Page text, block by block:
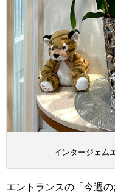
インタージェム
エントランスの「今週